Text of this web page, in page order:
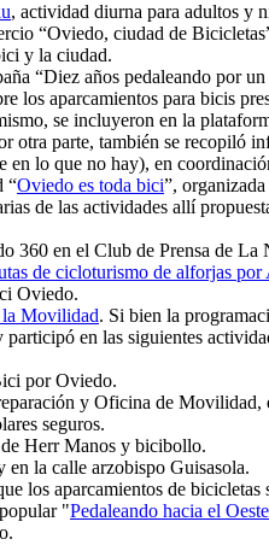
, actividad diurna para adultos y
“Oviedo, ciudad de
y la ciudad.
“Diez años pedaleando por
los aparcamientos para bicis
se incluyeron en la
otra parte, también se recopiló
en lo que no hay), en
“Oviedo es toda bici”,
de las actividades allí
360 en el Club de Prensa de
de cicloturismo de alforjas por
Oviedo.
la Movilidad. Si bien la
en las siguientes
por Oviedo.
y Oficina de Movilidad,
seguros.
Herr Manos y bicibollo.
la calle arzobispo Guisasola.
los aparcamientos de bicicletas
"Pedaleando hacia el Oeste